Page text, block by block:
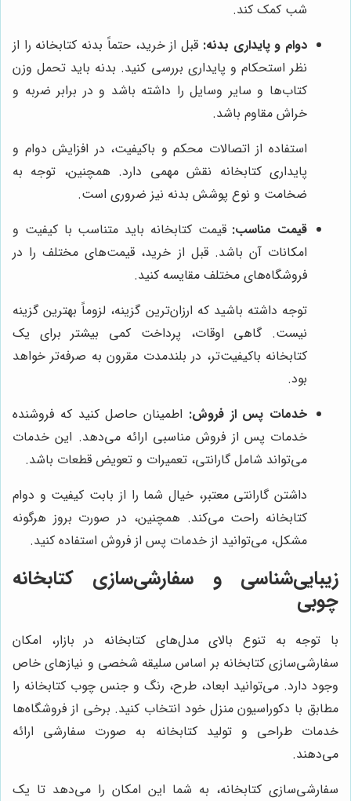
شب کمک کند.
دوام و پایداری بدنه: قبل از خرید، حتماً بدنه کتابخانه را از
نظر استحکام و پایداری بررسی کنید. بدنه باید تحمل وزن
کتاب‌ها و سایر وسایل را داشته باشد و در برابر ضربه و
خراش مقاوم باشد.
استفاده از اتصالات محکم و باکیفیت، در افزایش دوام و
پایداری کتابخانه نقش مهمی دارد. همچنین، توجه به
ضخامت و نوع پوشش بدنه نیز ضروری است.
قیمت مناسب: قیمت کتابخانه باید متناسب با کیفیت و
امکانات آن باشد. قبل از خرید، قیمت‌های مختلف را در
فروشگاه‌های مختلف مقایسه کنید.
توجه داشته باشید که ارزان‌ترین گزینه، لزوماً بهترین گزینه
نیست. گاهی اوقات، پرداخت کمی بیشتر برای یک
کتابخانه باکیفیت‌تر، در بلندمدت مقرون به صرفه‌تر خواهد
بود.
خدمات پس از فروش: اطمینان حاصل کنید که فروشنده
خدمات پس از فروش مناسبی ارائه می‌دهد. این خدمات
می‌تواند شامل گارانتی، تعمیرات و تعویض قطعات باشد.
داشتن گارانتی معتبر، خیال شما را از بابت کیفیت و دوام
کتابخانه راحت می‌کند. همچنین، در صورت بروز هرگونه
مشکل، می‌توانید از خدمات پس از فروش استفاده کنید.
زیبایی‌شناسی و سفارشی‌سازی کتابخانه
چوبی
با توجه به تنوع بالای مدل‌های کتابخانه در بازار، امکان
سفارشی‌سازی کتابخانه بر اساس سلیقه شخصی و نیازهای خاص
وجود دارد. می‌توانید ابعاد، طرح، رنگ و جنس چوب کتابخانه را
مطابق با دکوراسیون منزل خود انتخاب کنید. برخی از فروشگاه‌ها
خدمات طراحی و تولید کتابخانه به صورت سفارشی ارائه
می‌دهند.
سفارشی‌سازی کتابخانه، به شما این امکان را می‌دهد تا یک